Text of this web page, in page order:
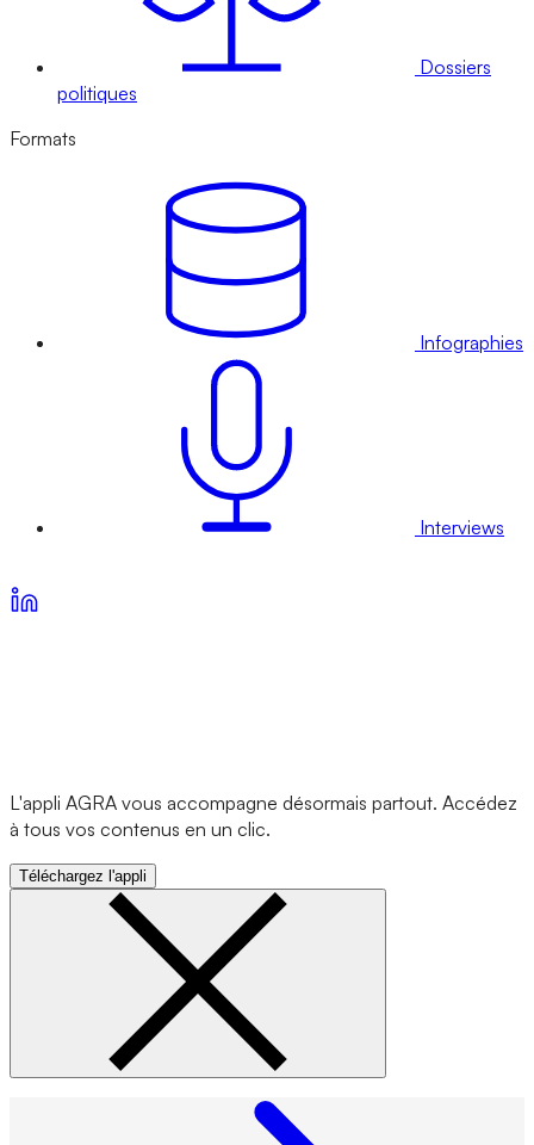
Dossiers
politiques
Formats
Infographies
Interviews
L'appli AGRA vous accompagne désormais partout. Accédez
à tous vos contenus en un clic.
Téléchargez l'appli